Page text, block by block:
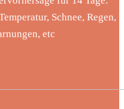
Schnee, Regen,
etc